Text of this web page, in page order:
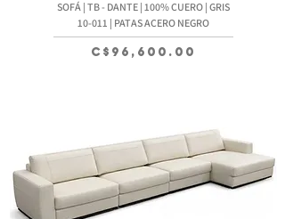
SOFÁ | TB - DANTE | 100% CUERO | GRIS
10-011 | PATAS ACERO NEGRO
Precio
C$96,600.00